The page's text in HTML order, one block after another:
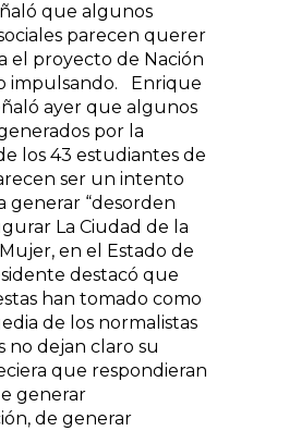
que algunos
parecen querer
el proyecto de Nación
impulsando. Enrique
ayer que algunos
por la
los 43 estudiantes de
ser un intento
generar “desorden
La Ciudad de la
en el Estado de
destacó que
han tomado como
de los normalistas
no dejan claro su
que respondieran
generar
de generar